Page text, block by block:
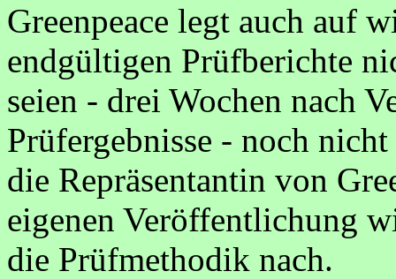
Greenpeace legt auch auf
endgültigen Prüfberichte
seien - drei Wochen nach
Prüfergebnisse - noch
die Repräsentantin von
eigenen Veröffentlichung
die Prüfmethodik nach.